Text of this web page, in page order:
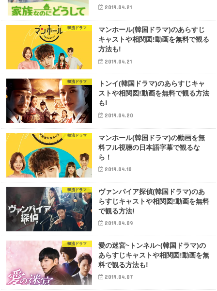
2019.04.21
韓流ドラマ
マンホール(韓国ドラマ)のあらすじ
キャストや相関図!動画を無料で観る
方法も!
2019.04.21
韓流ドラマ
トンイ(韓国ドラマ)のあらすじキャ
ストや相関図!動画を無料で観る方法
も!
2019.04.20
韓流ドラマ
マンホール(韓国ドラマ)の動画を無
料フル視聴の日本語字幕で観るな
ら！
2019.04.10
韓流ドラマ
ヴァンパイア探偵(韓国ドラマ)のあ
らすじキャストや相関図!動画を無料
で観る方法!
2019.04.09
韓流ドラマ
愛の迷宮~トンネル~(韓国ドラマ)の
あらすじキャストや相関図!動画を無
料で観る方法も!
2019.04.07